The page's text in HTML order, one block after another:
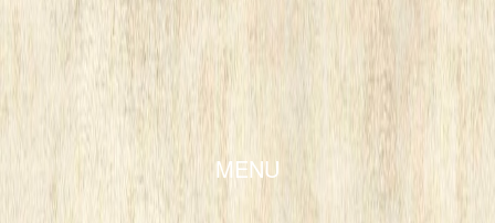
MENU
SKIP TO CONTENT